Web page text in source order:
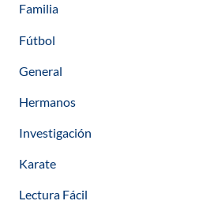
Familia
Fútbol
General
Hermanos
Investigación
Karate
Lectura Fácil